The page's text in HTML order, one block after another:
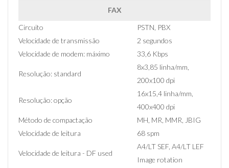
FAX
Circuito
PSTN, PBX
Velocidade de transmissão
2 segundos
Velocidade de modem: máximo
33,6 Kbps
Resolução: standard
8x3,85 linha/mm,
200x100 dpi
Resolução: opção
16x15,4 linha/mm,
400x400 dpi
Método de compactação
MH, MR, MMR, JBIG
Velocidade de leitura
68 spm
Velocidade de leitura - DF used
A4/LT SEF, A4/LT LEF
Image rotation